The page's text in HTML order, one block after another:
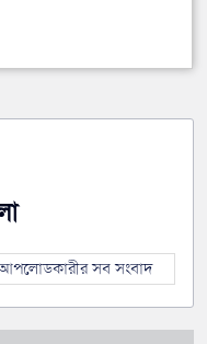
সব সংবাদ